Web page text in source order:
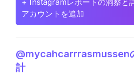
+ Instagramレポートの洞察と
アカウントを追加
@mycahcarrrasmussen
計